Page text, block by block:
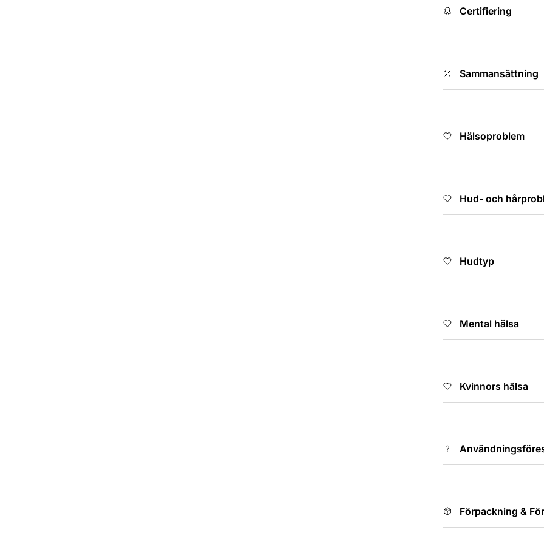
Certifiering
Sammansättning
Hälsoproblem
Hud- och
Hudtyp
Mental hälsa
Kvinnors hälsa
Förpackning &